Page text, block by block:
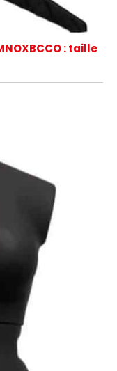
: taille